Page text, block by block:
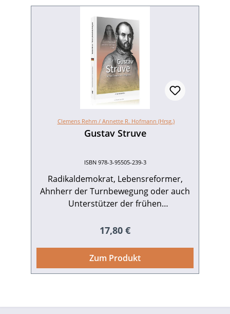
Clemens Rehm / Annette R. Hofmann (Hrsg.)
Gustav Struve
ISBN 978-3-95505-239-3
Radikaldemokrat, Lebensreformer,
Ahnherr der Turnbewegung oder auch
Unterstützer der frühen
Struves Wirkungsbereichen ist ebenso
seines politischen Wirkens trotz
Im vorliegenden Band werden Leben
Regulärer Preis:
17,80 €
Zum Produkt